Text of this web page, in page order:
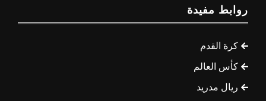
روابط مفيدة
كرة القدم
كأس العالم
ريال مدريد